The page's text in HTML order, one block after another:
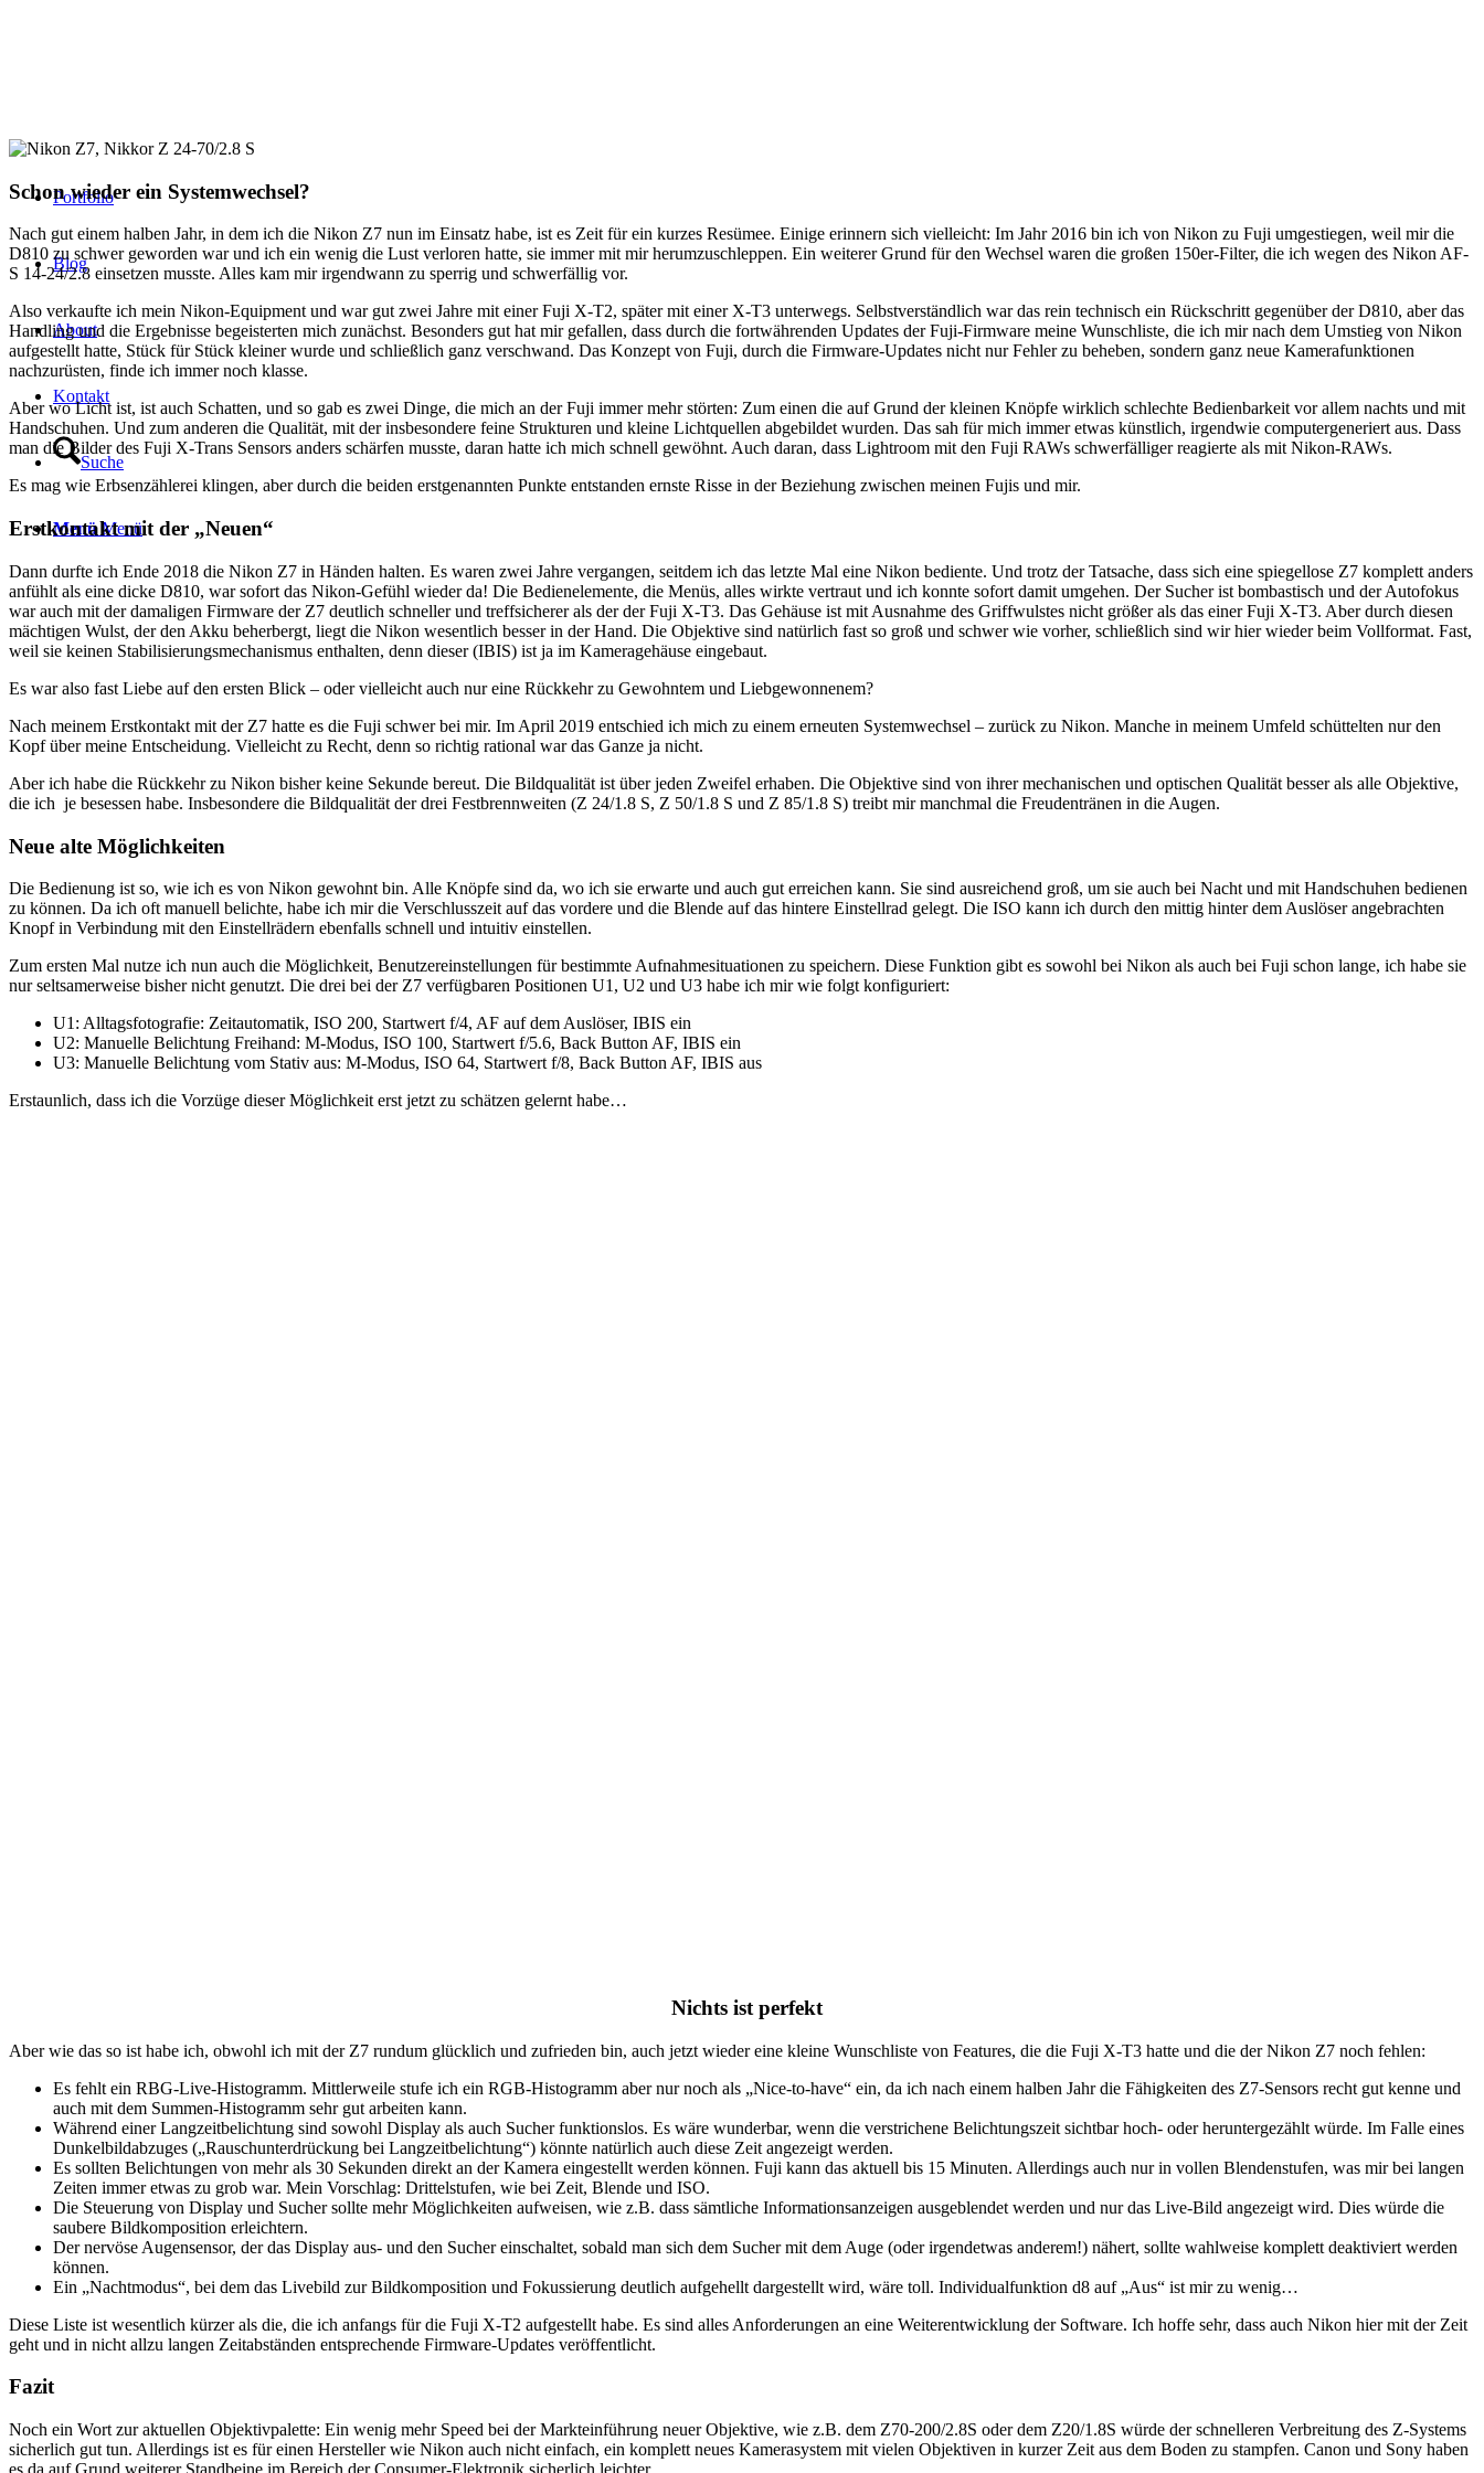
Portfolio
Blog
About
Kontakt
Suche
Menü Menü
Schon wieder ein Systemwechsel?
Nach gut einem halben Jahr, in dem ich die Nikon Z7 nun im Einsatz habe, ist es Zeit für ein kurzes Resümee. Einige erinnern sich vielleicht: Im Jahr 2016 bin ich von Nikon zu Fuji umgestiegen, weil mir die
D810 zu schwer geworden war und ich ein wenig die Lust verloren hatte, sie immer mit mir herumzuschleppen. Ein weiterer Grund für den Wechsel waren die großen 150er-Filter, die ich wegen des Nikon AF-
S 14-24/2.8 einsetzen musste. Alles kam mir irgendwann zu sperrig und schwerfällig vor.
Also verkaufte ich mein Nikon-Equipment und war gut zwei Jahre mit einer Fuji X-T2, später mit einer X-T3 unterwegs. Selbstverständlich war das rein technisch ein Rückschritt gegenüber der D810, aber das
Handling und die Ergebnisse begeisterten mich zunächst. Besonders gut hat mir gefallen, dass durch die fortwährenden Updates der Fuji-Firmware meine Wunschliste, die ich mir nach dem Umstieg von Nikon
aufgestellt hatte, Stück für Stück kleiner wurde und schließlich ganz verschwand. Das Konzept von Fuji, durch die Firmware-Updates nicht nur Fehler zu beheben, sondern ganz neue Kamerafunktionen
nachzurüsten, finde ich immer noch klasse.
Aber wo Licht ist, ist auch Schatten, und so gab es zwei Dinge, die mich an der Fuji immer mehr störten: Zum einen die auf Grund der kleinen Knöpfe wirklich schlechte Bedienbarkeit vor allem nachts und mit
Handschuhen. Und zum anderen die Qualität, mit der insbesondere feine Strukturen und kleine Lichtquellen abgebildet wurden. Das sah für mich immer etwas künstlich, irgendwie computergeneriert aus. Dass
man die Bilder des Fuji X-Trans Sensors anders schärfen musste, daran hatte ich mich schnell gewöhnt. Auch daran, dass Lightroom mit den Fuji RAWs schwerfälliger reagierte als mit Nikon-RAWs.
Es mag wie Erbsenzählerei klingen, aber durch die beiden erstgenannten Punkte entstanden ernste Risse in der Beziehung zwischen meinen Fujis und mir.
Erstkontakt mit der „Neuen“
Dann durfte ich Ende 2018 die Nikon Z7 in Händen halten. Es waren zwei Jahre vergangen, seitdem ich das letzte Mal eine Nikon bediente. Und trotz der Tatsache, dass sich eine spiegellose Z7 komplett anders
anfühlt als eine dicke D810, war sofort das Nikon-Gefühl wieder da! Die Bedienelemente, die Menüs, alles wirkte vertraut und ich konnte sofort damit umgehen. Der Sucher ist bombastisch und der Autofokus
war auch mit der damaligen Firmware der Z7 deutlich schneller und treffsicherer als der der Fuji X-T3. Das Gehäuse ist mit Ausnahme des Griffwulstes nicht größer als das einer Fuji X-T3. Aber durch diesen
mächtigen Wulst, der den Akku beherbergt, liegt die Nikon wesentlich besser in der Hand. Die Objektive sind natürlich fast so groß und schwer wie vorher, schließlich sind wir hier wieder beim Vollformat. Fast,
weil sie keinen Stabilisierungsmechanismus enthalten, denn dieser (IBIS) ist ja im Kameragehäuse eingebaut.
Es war also fast Liebe auf den ersten Blick – oder vielleicht auch nur eine Rückkehr zu Gewohntem und Liebgewonnenem?
Nach meinem Erstkontakt mit der Z7 hatte es die Fuji schwer bei mir. Im April 2019 entschied ich mich zu einem erneuten Systemwechsel – zurück zu Nikon. Manche in meinem Umfeld schüttelten nur den
Kopf über meine Entscheidung. Vielleicht zu Recht, denn so richtig rational war das Ganze ja nicht.
Aber ich habe die Rückkehr zu Nikon bisher keine Sekunde bereut. Die Bildqualität ist über jeden Zweifel erhaben. Die Objektive sind von ihrer mechanischen und optischen Qualität besser als alle Objektive,
die ich je besessen habe. Insbesondere die Bildqualität der drei Festbrennweiten (Z 24/1.8 S, Z 50/1.8 S und Z 85/1.8 S) treibt mir manchmal die Freudentränen in die Augen.
Neue alte Möglichkeiten
Die Bedienung ist so, wie ich es von Nikon gewohnt bin. Alle Knöpfe sind da, wo ich sie erwarte und auch gut erreichen kann. Sie sind ausreichend groß, um sie auch bei Nacht und mit Handschuhen bedienen
zu können. Da ich oft manuell belichte, habe ich mir die Verschlusszeit auf das vordere und die Blende auf das hintere Einstellrad gelegt. Die ISO kann ich durch den mittig hinter dem Auslöser angebrachten
Knopf in Verbindung mit den Einstellrädern ebenfalls schnell und intuitiv einstellen.
Zum ersten Mal nutze ich nun auch die Möglichkeit, Benutzereinstellungen für bestimmte Aufnahmesituationen zu speichern. Diese Funktion gibt es sowohl bei Nikon als auch bei Fuji schon lange, ich habe sie
nur seltsamerweise bisher nicht genutzt. Die drei bei der Z7 verfügbaren Positionen U1, U2 und U3 habe ich mir wie folgt konfiguriert:
U1: Alltagsfotografie: Zeitautomatik, ISO 200, Startwert f/4, AF auf dem Auslöser, IBIS ein
U2: Manuelle Belichtung Freihand: M-Modus, ISO 100, Startwert f/5.6, Back Button AF, IBIS ein
U3: Manuelle Belichtung vom Stativ aus: M-Modus, ISO 64, Startwert f/8, Back Button AF, IBIS aus
Erstaunlich, dass ich die Vorzüge dieser Möglichkeit erst jetzt zu schätzen gelernt habe…
Nichts ist perfekt
Aber wie das so ist habe ich, obwohl ich mit der Z7 rundum glücklich und zufrieden bin, auch jetzt wieder eine kleine Wunschliste von Features, die die Fuji X-T3 hatte und die der Nikon Z7 noch fehlen:
Es fehlt ein RBG-Live-Histogramm. Mittlerweile stufe ich ein RGB-Histogramm aber nur noch als „Nice-to-have“ ein, da ich nach einem halben Jahr die Fähigkeiten des Z7-Sensors recht gut kenne und
auch mit dem Summen-Histogramm sehr gut arbeiten kann.
Während einer Langzeitbelichtung sind sowohl Display als auch Sucher funktionslos. Es wäre wunderbar, wenn die verstrichene Belichtungszeit sichtbar hoch- oder heruntergezählt würde. Im Falle eines
Dunkelbildabzuges („Rauschunterdrückung bei Langzeitbelichtung“) könnte natürlich auch diese Zeit angezeigt werden.
Es sollten Belichtungen von mehr als 30 Sekunden direkt an der Kamera eingestellt werden können. Fuji kann das aktuell bis 15 Minuten. Allerdings auch nur in vollen Blendenstufen, was mir bei langen
Zeiten immer etwas zu grob war. Mein Vorschlag: Drittelstufen, wie bei Zeit, Blende und ISO.
Die Steuerung von Display und Sucher sollte mehr Möglichkeiten aufweisen, wie z.B. dass sämtliche Informationsanzeigen ausgeblendet werden und nur das Live-Bild angezeigt wird. Dies würde die
saubere Bildkomposition erleichtern.
Der nervöse Augensensor, der das Display aus- und den Sucher einschaltet, sobald man sich dem Sucher mit dem Auge (oder irgendetwas anderem!) nähert, sollte wahlweise komplett deaktiviert werden
können.
Ein „Nachtmodus“, bei dem das Livebild zur Bildkomposition und Fokussierung deutlich aufgehellt dargestellt wird, wäre toll. Individualfunktion d8 auf „Aus“ ist mir zu wenig…
Diese Liste ist wesentlich kürzer als die, die ich anfangs für die Fuji X-T2 aufgestellt habe. Es sind alles Anforderungen an eine Weiterentwicklung der Software. Ich hoffe sehr, dass auch Nikon hier mit der Zeit
geht und in nicht allzu langen Zeitabständen entsprechende Firmware-Updates veröffentlicht.
Fazit
Noch ein Wort zur aktuellen Objektivpalette: Ein wenig mehr Speed bei der Markteinführung neuer Objektive, wie z.B. dem Z70-200/2.8S oder dem Z20/1.8S würde der schnelleren Verbreitung des Z-Systems
sicherlich gut tun. Allerdings ist es für einen Hersteller wie Nikon auch nicht einfach, ein komplett neues Kamerasystem mit vielen Objektiven in kurzer Zeit aus dem Boden zu stampfen. Canon und Sony haben